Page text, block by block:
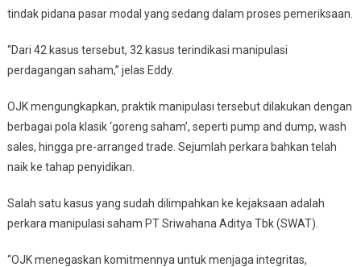
tindak pidana pasar modal yang sedang dalam proses pemeriksaan.
“Dari 42 kasus tersebut, 32 kasus terindikasi manipulasi
perdagangan saham,” jelas Eddy.
OJK mengungkapkan, praktik manipulasi tersebut dilakukan dengan
berbagai pola klasik ‘goreng saham’, seperti pump and dump, wash
sales, hingga pre-arranged trade. Sejumlah perkara bahkan telah
naik ke tahap penyidikan.
Salah satu kasus yang sudah dilimpahkan ke kejaksaan adalah
perkara manipulasi saham PT Sriwahana Aditya Tbk (SWAT).
“OJK menegaskan komitmennya untuk menjaga integritas,